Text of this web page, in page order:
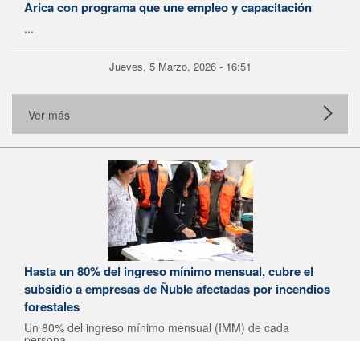
Arica con programa que une empleo y capacitación
...
Jueves, 5 Marzo, 2026 - 16:51
Ver más
Hasta un 80% del ingreso mínimo mensual, cubre el
subsidio a empresas de Ñuble afectadas por incendios
forestales
Un 80% del ingreso mínimo mensual (IMM) de cada